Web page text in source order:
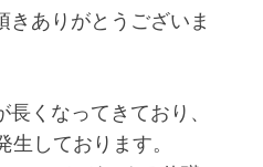
きありがとうございま
くなってきており、
生しております。